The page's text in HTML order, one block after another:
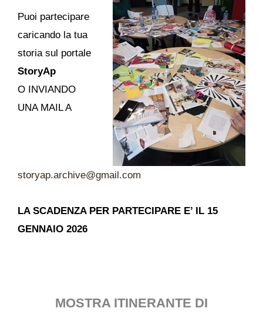
Puoi partecipare
caricando la tua
storia sul portale
StoryAp
O INVIANDO
UNA MAIL A
storyap.archive@gmail.com
LA SCADENZA PER PARTECIPARE E’ IL 15
GENNAIO 2026
MOSTRA ITINERANTE DI